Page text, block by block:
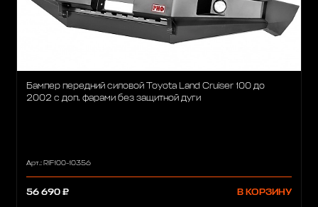
Бампер передний силовой Toyota Land Cruiser 100 до
2002 с доп. фарами без защитной дуги
Арт.: RIF100-10356
56 690 ₽ В КОРЗИНУ